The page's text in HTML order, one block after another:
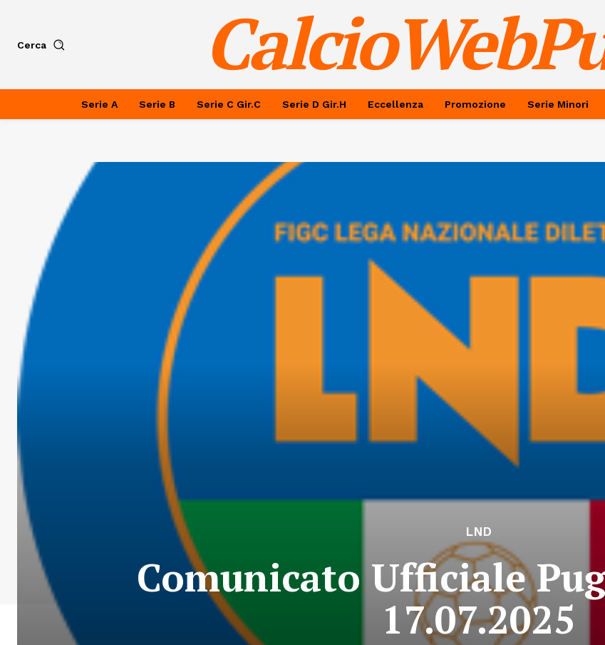
Cerca
Serie A Serie B Serie C Gir.C Serie D Gir.H Eccellenza Promozione Serie Minori
LND
Comunicato Ufficiale
17.07.2025